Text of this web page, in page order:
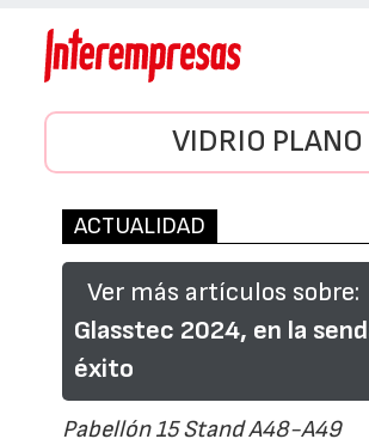
VIDRIO PLANO
ACTUALIDAD
Ver más artículos sobre:
Glasstec 2024, en la
éxito
Pabellón 15 Stand A48-A49